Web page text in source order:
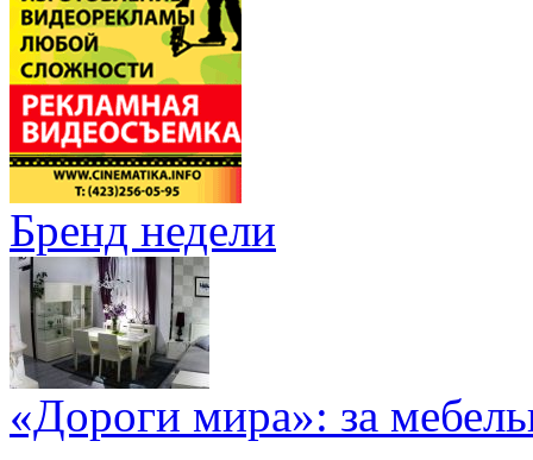
Бренд недели
«Дороги мира»: за